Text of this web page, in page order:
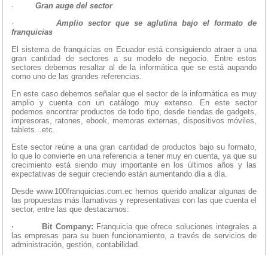
· Gran auge del sector
·Amplio sector que se aglutina bajo el formato de
franquicias
El sistema de franquicias en Ecuador está consiguiendo atraer a una
gran cantidad de sectores a su modelo de negocio. Entre estos
sectores debemos resaltar al de la informática que se está aupando
como uno de las grandes referencias.
En este caso debemos señalar que el sector de la informática es muy
amplio y cuenta con un catálogo muy extenso. En este sector
podemos encontrar productos de todo tipo, desde tiendas de gadgets,
impresoras, ratones, ebook, memoras externas, dispositivos móviles,
tablets...etc.
Este sector reúne a una gran cantidad de productos bajo su formato,
lo que lo convierte en una referencia a tener muy en cuenta, ya que su
crecimiento está siendo muy importante en los últimos años y las
expectativas de seguir creciendo están aumentando día a día.
Desde www.100franquicias.com.ec hemos querido analizar algunas de
las propuestas más llamativas y representativas con las que cuenta el
sector, entre las que destacamos:
·
Bit Company: Franquicia que ofrece soluciones integrales a
las empresas para su buen funcionamiento, a través de servicios de
administración, gestión, contabilidad.